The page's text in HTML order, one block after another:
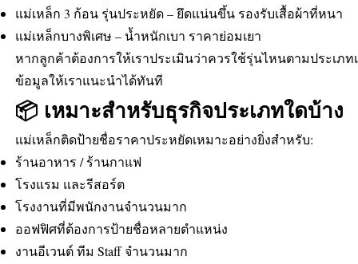
แม่เหล็ก 3 ก้อน รุ่นประหยัด – ยึดแน่นขึ้น รองรับเสื้อผ้าที่หนา
แม่เหล็กบางพิเศษ – น้ำหนักเบา ราคาย่อมเยา
หากลูกค้าต้องการให้เราประเมินว่าควรใช้รุ่นไหนตามประเภ
ข้อมูลให้เราแนะนำได้ทันที
📦 เหมาะสำหรับธุรกิจประเภทใดบ้าง
แม่เหล็กติดป้ายชื่อราคาประหยัดเหมาะอย่างยิ่งสำหรับ:
ร้านอาหาร / ร้านกาแฟ
โรงแรม และรีสอร์ต
โรงงานที่มีพนักงานจำนวนมาก
ออฟฟิศที่ต้องการป้ายชื่อหลายตำแหน่ง
งานอีเวนต์ ทีม Staff จำนวนมาก